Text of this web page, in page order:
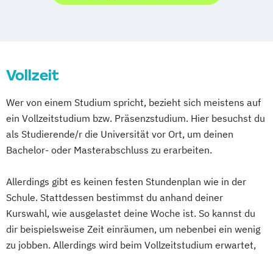
Vollzeit
Wer von einem Studium spricht, bezieht sich meistens auf
ein Vollzeitstudium bzw. Präsenzstudium. Hier besuchst du
als Studierende/r die Universität vor Ort, um deinen
Bachelor- oder Masterabschluss zu erarbeiten.
Allerdings gibt es keinen festen Stundenplan wie in der
Schule. Stattdessen bestimmst du anhand deiner
Kurswahl, wie ausgelastet deine Woche ist. So kannst du
dir beispielsweise Zeit einräumen, um nebenbei ein wenig
zu jobben. Allerdings wird beim Vollzeitstudium erwartet,